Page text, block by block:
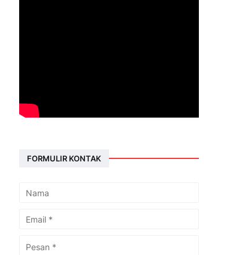
FORMULIR KONTAK